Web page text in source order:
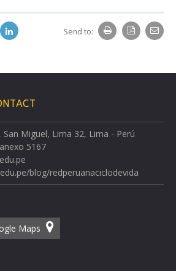
Send to:
San Miguel, Lima 32, Lima - Perú
5167
blog/redperuanaciclodevida
Maps